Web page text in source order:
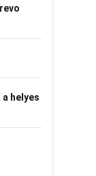
helyes